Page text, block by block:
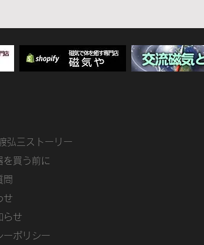
弘三ストーリー
を買う前に
問
せ
らせ
ーポリシー